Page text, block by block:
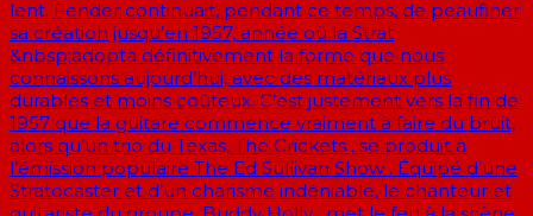
lent. Fender continuait, pendant ce temps, de peaufiner
sa création jusqu’en 1957, année où la Strat
&nbsp;adopta définitivement la forme que nous
connaissons aujourd’hui, avec des matériaux plus
durables et moins coûteux. C’est justement vers la fin de
1957 que la guitare commence vraiment à faire du bruit,
alors qu’un trio du Texas, The Crickets , se produit à
l’émission populaire The Ed Sullivan Show . Équipé d’une
Stratocaster et d’un charisme indéniable, le chanteur et